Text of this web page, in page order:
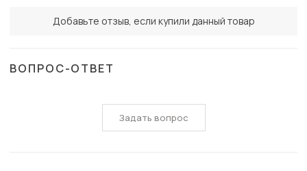
Добавьте отзыв, если купили данный товар
ВОПРОС-ОТВЕТ
Задать вопрос